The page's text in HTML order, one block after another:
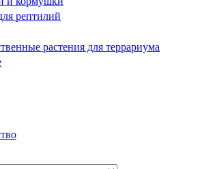
рептилий
растения для террариума